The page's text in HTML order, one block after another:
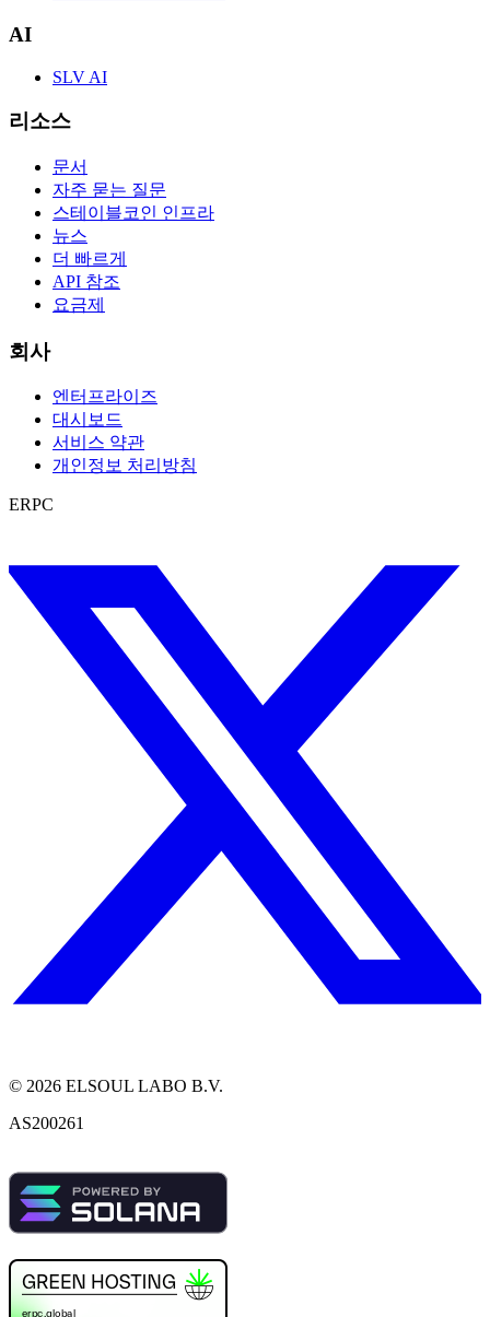
AI
SLV AI
리소스
문서
자주 묻는 질문
스테이블코인 인프라
뉴스
더 빠르게
API 참조
요금제
회사
엔터프라이즈
대시보드
서비스 약관
개인정보 처리방침
ERPC
© 2026 ELSOUL LABO B.V.
AS200261